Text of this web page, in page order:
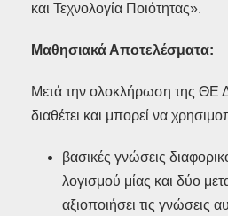
και Τεχνολογία Ποιότητας».
Μαθησιακά Αποτελέσματα:
Μετά την ολοκλήρωση της ΘΕ
διαθέτει και μπορεί να
βασικές γνώσεις
λογισμού μίας και δύο
αξιοποιήσει τις γνώσεις